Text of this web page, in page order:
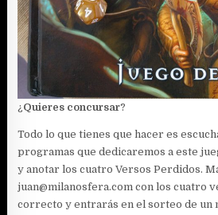
¿Quieres concursar?
Todo lo que tienes que hacer es
programas que dedicaremos a este
y anotar los cuatro Versos Perdidos.
juan@milanosfera.com con los cuatro
correcto y entrarás en el sorteo de un